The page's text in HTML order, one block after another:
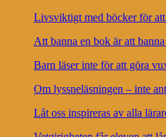
Livsviktigt med böcker för
Att banna en bok är att
Barn läser inte för att göra
Om lyssneläsningen – inte
Låt oss inspireras av alla